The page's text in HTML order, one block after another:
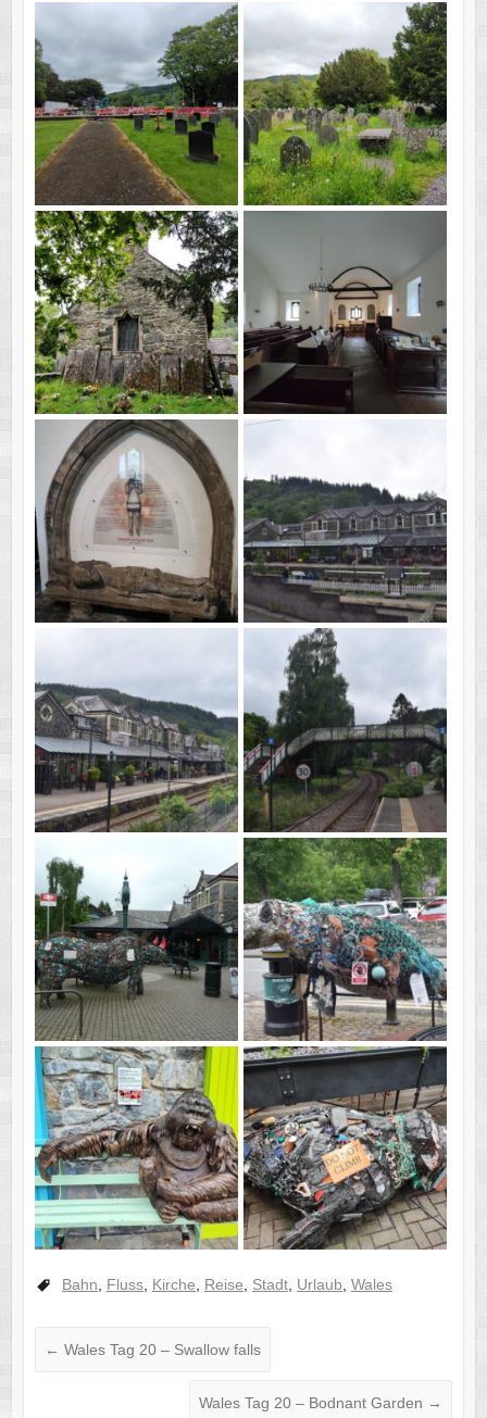
Bahn Fluss, Kirche Reise Stadt, Urlaub Wales
← Wales Tag 20 – Swallow falls
Wales Tag 20 – Bodnant Garden →